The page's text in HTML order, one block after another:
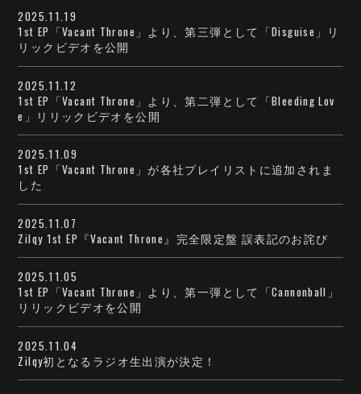
2025.11.19
1st EP「Vacant Throne」より、第三弾として「Disguise」リ
リックビデオを公開
2025.11.12
1st EP「Vacant Throne」より、第二弾として「Bleeding Lov
e」リリックビデオを公開
2025.11.09
1st EP「Vacant Throne」が各社プレイリストに追加されま
した
2025.11.07
Zilqy 1st EP『Vacant Throne』完全限定盤 誤表記のお詫び
2025.11.05
1st EP「Vacant Throne」より、第一弾として「Cannonball」
リリックビデオを公開
2025.11.04
Zilqy初となるラジオ生出演が決定！